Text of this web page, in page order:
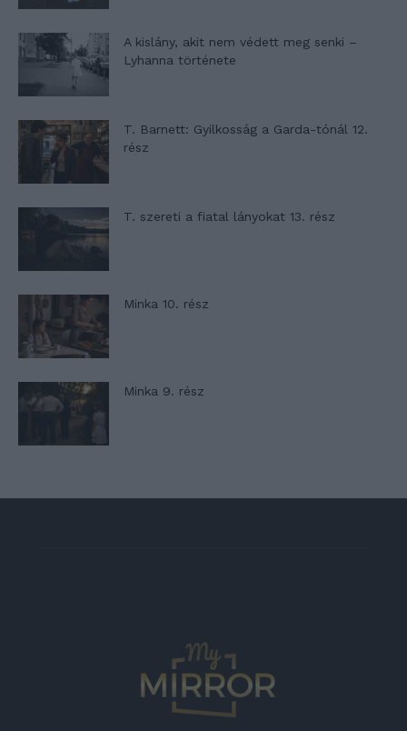
A kislány, akit nem védett meg senki –
Lyhanna története
T. Barnett: Gyilkosság a Garda-tónál 12.
rész
T. szereti a fiatal lányokat 13. rész
Minka 10. rész
Minka 9. rész